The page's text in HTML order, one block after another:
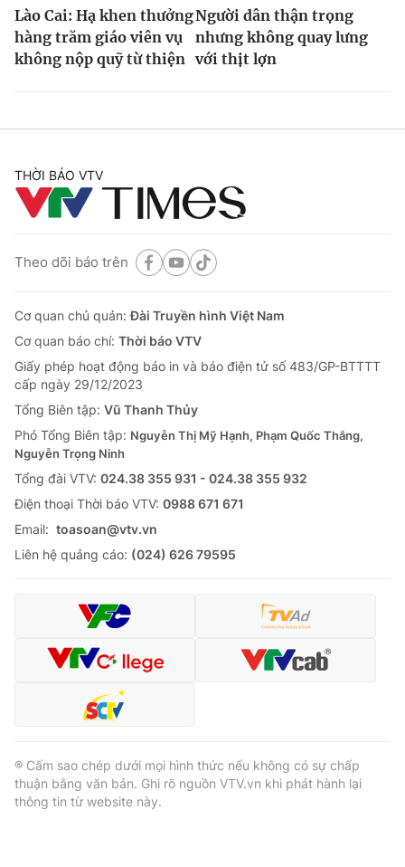
Lào Cai: Hạ khen thưởng
hàng trăm giáo viên vụ
không nộp quỹ từ thiện
Người dân thận trọng
nhưng không quay lưng
với thịt lợn
THỜI BÁO VTV
Theo dõi báo trên
Cơ quan chủ quản:Đài Truyền hình Việt Nam
Cơ quan báo chí: Thời báo VTV
Giấy phép hoạt động báo in và báo điện tử số 483/GP-BTTTT
cấp ngày 29/12/2023
Tổng Biên tập: Vũ Thanh Thủy
Phó Tổng Biên tập: Nguyễn Thị Mỹ Hạnh, Phạm Quốc Thắng,
Nguyễn Trọng Ninh
Tổng đài VTV: 024.38 355 931 - 024.38 355 932
Ðiện thoại Thời báo VTV: 0988 671 671
Email: toasoan@vtv.vn
Liên hệ quảng cáo: (024) 626 79595
® Cấm sao chép dưới mọi hình thức nếu không có sự chấp
thuận bằng văn bản. Ghi rõ nguồn VTV.vn khi phát hành lại
thông tin từ website này.